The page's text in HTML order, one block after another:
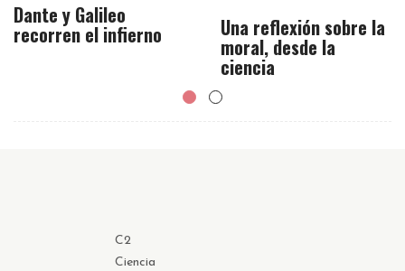
Dante y Galileo
recorren el infierno Una reflexión sobre la
moral, desde la
ciencia
C2
Ciencia